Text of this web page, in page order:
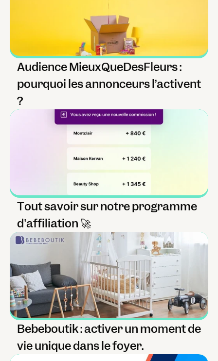
Audience MieuxQueDesFleurs :
pourquoi les annonceurs l’activent
?
Tout savoir sur notre programme
d'affiliation 🚀
Bebeboutik : activer un moment de
vie unique dans le foyer.